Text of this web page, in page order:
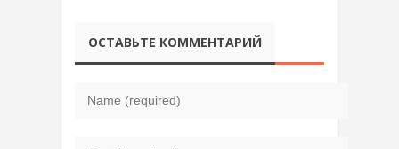
ОСТАВЬТЕ КОММЕНТАРИЙ